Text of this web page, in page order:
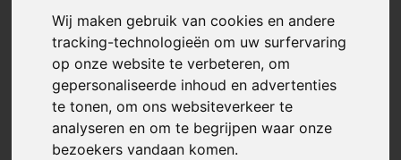
Wij maken gebruik van cookies en andere
tracking-technologieën om uw surfervaring
op onze website te verbeteren, om
gepersonaliseerde inhoud en advertenties
te tonen, om ons websiteverkeer te
analyseren en om te begrijpen waar onze
bezoekers vandaan komen.